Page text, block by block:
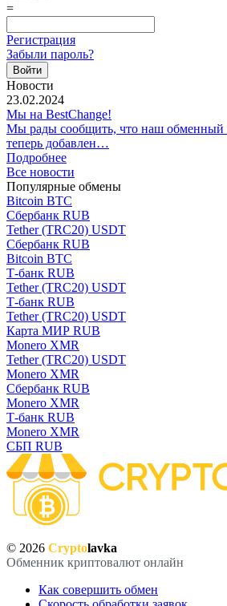
=
Регистрация
Забыли пароль?
Новости
23.02.2024
Мы на BestChange!
Мы рады сообщить, что наш обменный
теперь добавлен…
Подробнее
Все новости
Популярные обмены
Bitcoin BTC
Сбербанк RUB
Tether (TRC20) USDT
Сбербанк RUB
Bitcoin BTC
Т-банк RUB
Tether (TRC20) USDT
Т-банк RUB
Tether (TRC20) USDT
Карта МИР RUB
Monero XMR
Tether (TRC20) USDT
Monero XMR
Сбербанк RUB
Monero XMR
Т-банк RUB
Monero XMR
СБП RUB
© 2026 Cryptolavka
Обменник криптовалют онлайн
Как совершить обмен